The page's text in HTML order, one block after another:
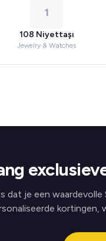
1
108 Niyettaşı
Jewelry & Watches
dat je een
kortingen,